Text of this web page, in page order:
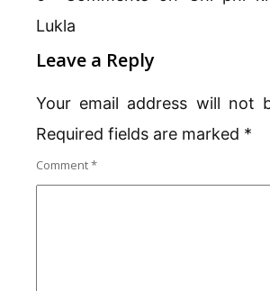
Lukla
Leave a Reply
Your email address will not
Required fields are marked *
Comment*